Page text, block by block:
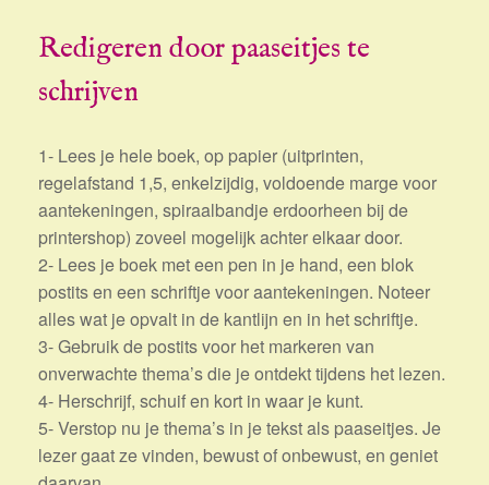
Redigeren door paaseitjes te
schrijven
1- Lees je hele boek, op papier (uitprinten,
regelafstand 1,5, enkelzijdig, voldoende marge voor
aantekeningen, spiraalbandje erdoorheen bij de
printershop) zoveel mogelijk achter elkaar door.
2- Lees je boek met een pen in je hand, een blok
postits en een schriftje voor aantekeningen. Noteer
alles wat je opvalt in de kantlijn en in het schriftje.
3- Gebruik de postits voor het markeren van
onverwachte thema’s die je ontdekt tijdens het lezen.
4- Herschrijf, schuif en kort in waar je kunt.
5- Verstop nu je thema’s in je tekst als paaseitjes. Je
lezer gaat ze vinden, bewust of onbewust, en geniet